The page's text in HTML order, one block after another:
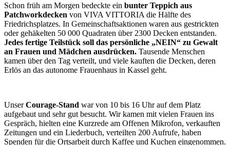
Schon früh am Morgen bedeckte ein bunter Teppich aus
Patchworkdecken von VIVA VITTORIA die Hälfte des
Friedrichsplatzes. In Gemeinschaftsaktionen waren aus gestrickten
oder gehäkelten 50 000 Quadraten über 2300 Decken entstanden.
Jedes fertige Teilstück soll das persönliche „NEIN“ zu Gewalt
an Frauen und Mädchen ausdrücken. Tausende Menschen
kamen über den Tag verteilt, und viele kauften die Decken, deren
Erlös an das autonome Frauenhaus in Kassel geht.
UnserCourage-Stand war von 10 bis 16 Uhr auf dem Platz
aufgebaut und sehr gut besucht. Wir kamen mit vielen Frauen ins
Gespräch, hielten eine Kurzrede am Offenen Mikrofon, verkauften
Zeitungen und ein Liederbuch, verteilten 200 Aufrufe, haben
Spenden für die Ortsarbeit durch Kaffee und Kuchen eingenommen.